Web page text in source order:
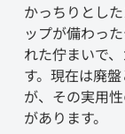
かっちりとし
ップが備わっ
れた佇まいで
す。現在は廃
が、その実用
があります。